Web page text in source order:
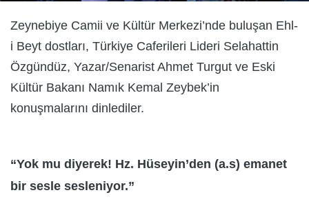
Zeynebiye Camii ve Kültür Merkezi’nde buluşan Ehl-
i Beyt dostları, Türkiye Caferileri Lideri Selahattin
Özgündüz, Yazar/Senarist Ahmet Turgut ve Eski
Kültür Bakanı Namık Kemal Zeybek’in
konuşmalarını dinlediler.
“Yok mu diyerek! Hz. Hüseyin’den (a.s) emanet
bir sesle sesleniyor.”